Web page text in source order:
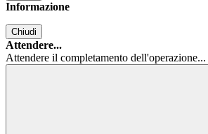
Informazione
Chiudi
Attendere...
Attendere il completamento dell'operazione...